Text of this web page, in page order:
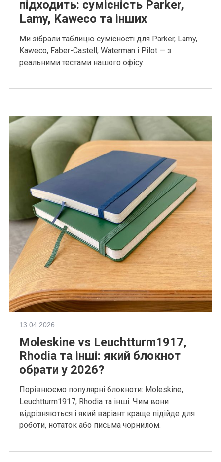
підходить: сумісність Parker,
Lamy, Kaweco та інших
Ми зібрали таблицю сумісності для Parker, Lamy,
Kaweco, Faber-Castell, Waterman і Pilot — з
реальними тестами нашого офісу.
13.04.2026
Moleskine vs Leuchtturm1917,
Rhodia та інші: який блокнот
обрати у 2026?
Порівнюємо популярні блокноти: Moleskine,
Leuchtturm1917, Rhodia та інші. Чим вони
відрізняються і який варіант краще підійде для
роботи, нотаток або письма чорнилом.